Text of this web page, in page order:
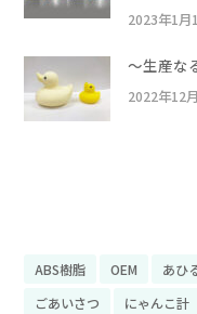
2023年1月
〜生産な
2022年12
ABS樹脂 OEM あひ
ごあいさつ
にゃんこ計